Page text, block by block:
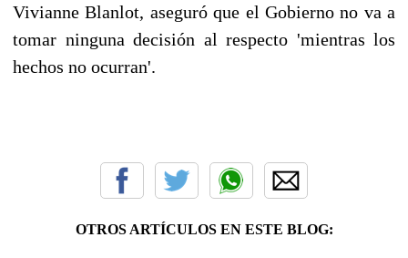
Vivianne Blanlot, aseguró que el Gobierno no va a
tomar ninguna decisión al respecto 'mientras los
hechos no ocurran'.
OTROS ARTÍCULOS EN ESTE BLOG: